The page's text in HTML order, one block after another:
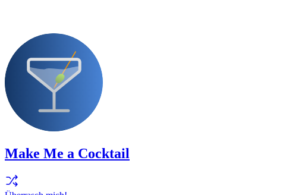
Make Me a Cocktail